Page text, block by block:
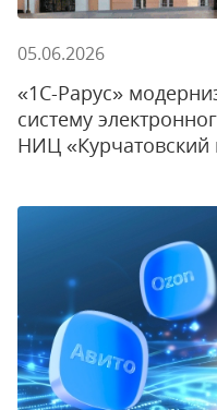
05.06.2026
«1С-Рарус»
систему
НИЦ «Курчатовский